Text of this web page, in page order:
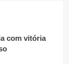
com vitória